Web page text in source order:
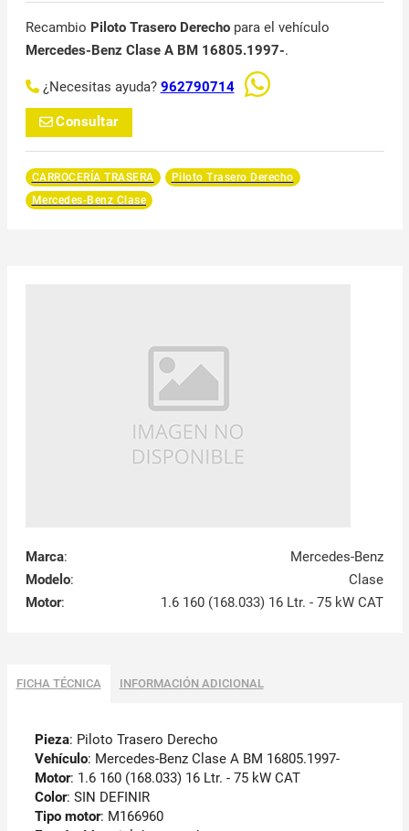
Recambio Piloto Trasero Derechopara el vehículo
Mercedes-Benz Clase A BM 16805.1997-.
¿Necesitas ayuda? 962790714
Consultar
CARROCERÍA TRASERA
Piloto Trasero Derecho
Mercedes-Benz Clase
Marca:
Mercedes-Benz
Modelo:
Clase
Motor: 1.6 160 (168.033) 16 Ltr. - 75 kW CAT
FICHA TÉCNICA INFORMACIÓN ADICIONAL
Pieza: Piloto Trasero Derecho
Vehículo: Mercedes-Benz Clase A BM 16805.1997-
Motor: 1.6 160 (168.033) 16 Ltr. - 75 kW CAT
Color: SIN DEFINIR
Tipo motor: M166960